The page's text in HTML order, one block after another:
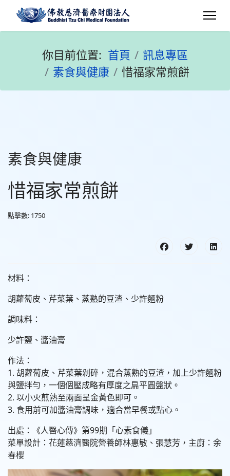
你目前位置: 首頁
訊息專區
素食與健康
惜福家常煎餅
素食與健康
惜福家常煎餅
點擊數: 1750
材料：
胡蘿蔔皮、芹菜葉、蒸熟的豆渣、少許麵粉
調味料：
少許鹽、醬油膏
作法：
1. 胡蘿蔔皮、芹菜葉剁碎，混合蒸熟的豆渣，加上少許麵粉
與鹽拌勻，一個個壓成略有厚度之扁平圓盤狀。
2. 以小火煎熟至兩面呈金黃色即可。
3. 食用前可加醬油膏調味，適合當早餐或點心。
出處：《人醫心傳》第99期「心素食儀」
菜單設計：花蓮慈濟醫院營養師林惠敏、張慧芳，主廚：余
春櫻